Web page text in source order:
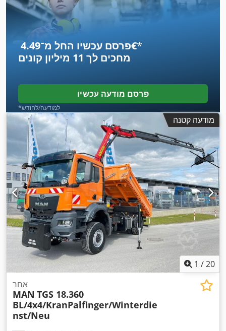
מנוף, מערכת בלימה למניעת נעילה (ABS), תכנית ייצוב
אלקטרונית (ESP),
פרסם עכשיו החל מ־‏4.49 ‏€*
מחכים לך 11 מיליון קונים
פרסם מודעה עכשיו
*למודעה/לחודש
מודעה קטנה
1 /20
אחר
MAN TGS 18.360
BL/4x4/KranPalfinger/Winterdie
nst/Neu